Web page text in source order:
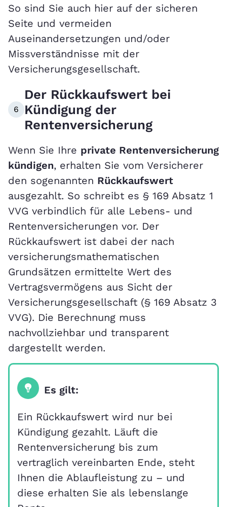
So sind Sie auch hier auf der sicheren
Seite und vermeiden
Auseinandersetzungen und/oder
Missverständnisse mit der
Versicherungsgesellschaft.
6
Der Rückkaufswert bei
Kündigung der
Rentenversicherung
Wenn Sie Ihre private Rentenversicherung
kündigen, erhalten Sie vom Versicherer
den sogenannten Rückkaufswert
ausgezahlt. So schreibt es § 169 Absatz 1
VVG verbindlich für alle Lebens- und
Rentenversicherungen vor. Der
Rückkaufswert ist dabei der nach
versicherungsmathematischen
Grundsätzen ermittelte Wert des
Vertragsvermögens aus Sicht der
Versicherungsgesellschaft (§ 169 Absatz 3
VVG). Die Berechnung muss
nachvollziehbar und transparent
dargestellt werden.
Es gilt:
Ein Rückkaufswert wird nur bei
Kündigung gezahlt. Läuft die
Rentenversicherung bis zum
vertraglich vereinbarten Ende, steht
Ihnen die Ablaufleistung zu – und
diese erhalten Sie als lebenslange